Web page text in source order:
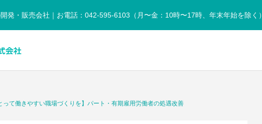
発・販売会社｜お電話：042-595-6103（月〜金：10時〜17時、年末年始を除く）
って働きやすい職場づくりを】パート・有期雇用労働者の処遇改善